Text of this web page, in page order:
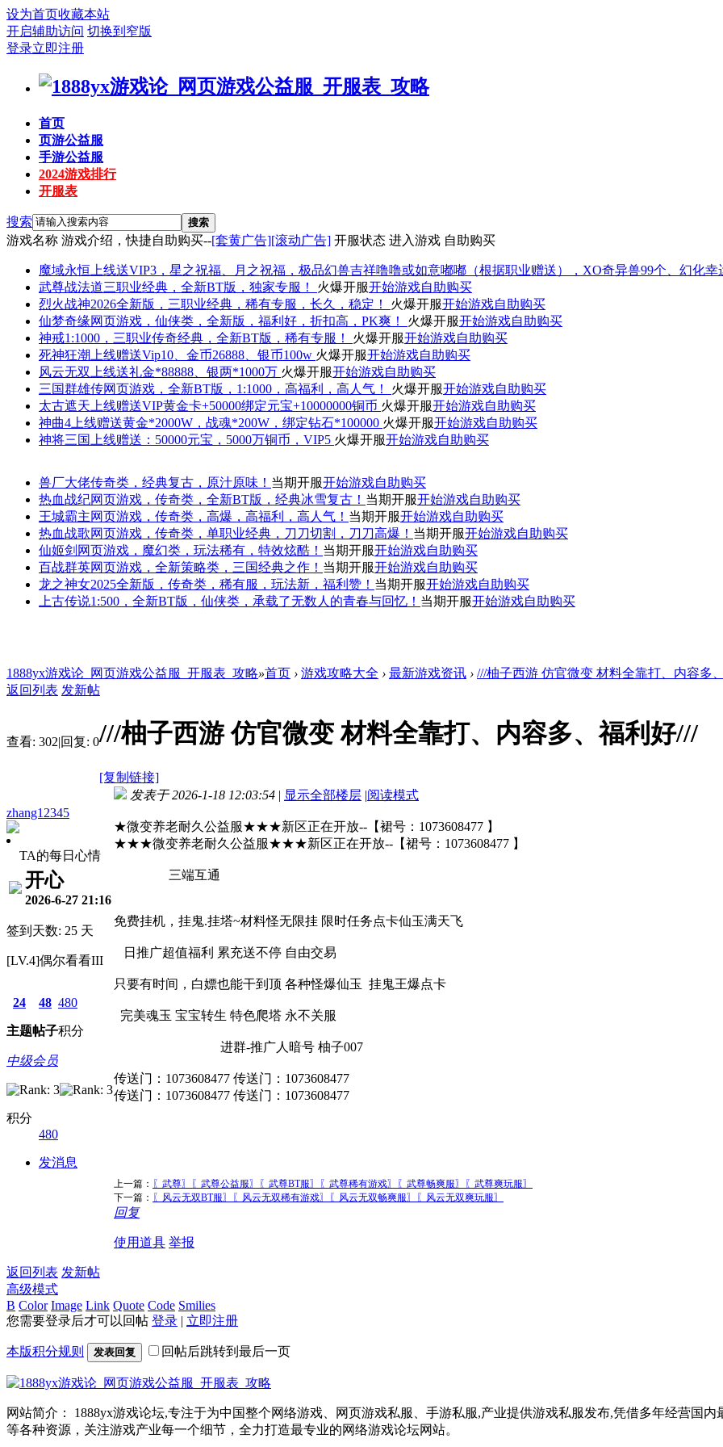
设为首页收藏本站
开启辅助访问 切换到窄版
登录立即注册
首页
页游公益服
手游公益服
2024游戏排行
开服表
搜索 搜索
游戏名称 游戏介绍，快捷自助购买--[套黄广告][滚动广告] 开服状态 进入游戏 自助购买
魔域永恒 上线送VIP3，星之祝福、月之祝福，极品幻兽吉祥噜噜或如意嘟嘟（根据职业赠送），XO奇异兽99个、幻化幸
武尊战法道三职业经典，全新BT版，独家专服！ 火爆开服开始游戏自助购买
烈火战神2026全新版，三职业经典，稀有专服，长久，稳定！ 火爆开服开始游戏自助购买
仙梦奇缘网页游戏，仙侠类，全新版，福利好，折扣高，PK爽！ 火爆开服开始游戏自助购买
神戒1:1000，三职业传奇经典，全新BT版，稀有专服！ 火爆开服开始游戏自助购买
死神狂潮 上线赠送Vip10、金币26888、银币100w 火爆开服开始游戏自助购买
风云无双 上线送礼金*88888、银两*1000万 火爆开服开始游戏自助购买
三国群雄传网页游戏，全新BT版，1:1000，高福利，高人气！ 火爆开服开始游戏自助购买
太古遮天 上线赠送VIP黄金卡+50000绑定元宝+10000000铜币 火爆开服开始游戏自助购买
神曲4 上线赠送黄金*2000W，战魂*200W，绑定钻石*100000 火爆开服开始游戏自助购买
神将三国 上线赠送：50000元宝，5000万铜币，VIP5 火爆开服开始游戏自助购买
兽厂大佬传奇类，经典复古，原汁原味！ 当期开服开始游戏自助购买
热血战纪网页游戏，传奇类，全新BT版，经典冰雪复古！ 当期开服开始游戏自助购买
王城霸主网页游戏，传奇类，高爆，高福利，高人气！ 当期开服开始游戏自助购买
热血战歌网页游戏，传奇类，单职业经典，刀刀切割，刀刀高爆！ 当期开服开始游戏自助购买
仙姬剑 网页游戏，魔幻类，玩法稀有，特效炫酷！ 当期开服开始游戏自助购买
百战群英网页游戏，全新策略类，三国经典之作！ 当期开服开始游戏自助购买
龙之神女2025全新版，传奇类，稀有服，玩法新，福利赞！ 当期开服开始游戏自助购买
上古传说1:500，全新BT版，仙侠类，承载了无数人的青春与回忆！ 当期开服开始游戏自助购买
1888yx游戏论_网页游戏公益服_开服表_攻略»首页 › 游戏攻略大全 › 最新游戏资讯 › ///柚子西游 仿官微变 材料全靠打、内容多
返回列表 发新帖
查看: 302|回复: 0///柚子西游 仿官微变 材料全靠打、内容多、福利好///
[复制链接]
zhang12345
TA的每日心情
开心
2026-6-27 21:16
签到天数: 25 天
[LV.4]偶尔看看III
24
主题
48
帖子
480
积分
中级会员
积分
480
发消息
发表于 2026-1-18 12:03:54 | 显示全部楼层 |阅读模式
★微变养老耐久公益服★★★新区正在开放--【裙号：1073608477 】
★★★微变养老耐久公益服★★★新区正在开放--【裙号：1073608477 】
三端互通
免费挂机，挂鬼.挂塔~材料怪无限挂 限时任务点卡仙玉满天飞
日推广超值福利 累充送不停 自由交易
只要有时间，白嫖也能干到顶 各种怪爆仙玉 挂鬼王爆点卡
完美魂玉 宝宝转生 特色爬塔 永不关服
进群-推广人暗号 柚子007
传送门：1073608477 传送门：1073608477
传送门：1073608477 传送门：1073608477
上一篇： 〖武尊〗〖武尊公益服〗〖武尊BT服〗〖武尊稀有游戏〗〖武尊畅爽服〗〖武尊爽玩服〗
下一篇： 〖风云无双BT服〗〖风云无双稀有游戏〗〖风云无双畅爽服〗〖风云无双爽玩服〗
回复
使用道具 举报
返回列表 发新帖
高级模式
B Color Image Link Quote Code Smilies
您需要登录后才可以回帖 登录 | 立即注册
本版积分规则 发表回复 回帖后跳转到最后一页
网站简介： 1888yx游戏论坛,专注于为中国整个网络游戏、网页游戏私服、手游私服,产业提供游戏私服发布,凭借多年经营国
等各种资源，关注游戏产业每一个细节，全力打造最专业的网络游戏论坛网站。